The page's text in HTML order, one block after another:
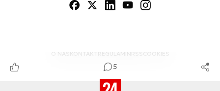
5
O NAS KONTAKTREGULAMINRSS COOKIES